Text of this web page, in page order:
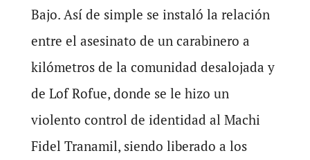
Bajo. Así de simple se instaló la relación
entre el asesinato de un carabinero a
kilómetros de la comunidad desalojada y
de Lof Rofue, donde se le hizo un
violento control de identidad al Machi
Fidel Tranamil, siendo liberado a los